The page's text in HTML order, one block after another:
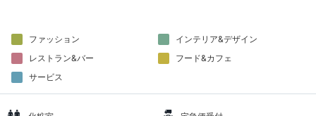
ファッション
インテリア&デザイン
レストラン&バー
フード&カフェ
サービス